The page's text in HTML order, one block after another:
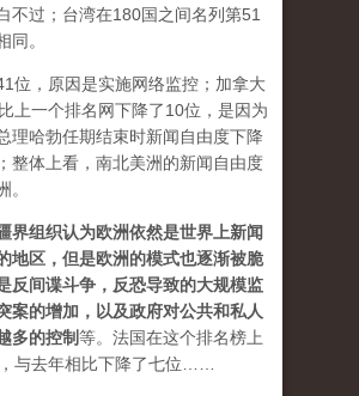
不过；台湾在180国之间名列第51
同。
位，原因是实施网络监控；加拿大
上一个排名网下降了10位，是因为
理哈勃任期结束时新闻自由度下降
整体上看，南北美洲的新闻自由度
。
界组织认为欧洲依然是世界上新闻
地区，但是欧洲的模式也逐渐被脆
反间谍斗争，反恐导致的大规模监
案的增加，以及政府对公共和私人
多的控制等。法国在这个排名榜上
与去年相比下降了七位……